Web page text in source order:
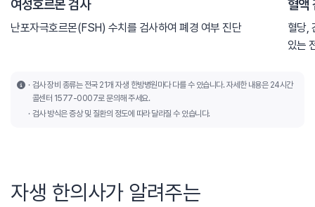
여성호르몬 검사
난포자극호르몬(FSH) 수치를 검사하여 폐경 여부 진단
혈액
혈당,
있는
검사 장비 종류는 전국 21개 자생 한방병원마다 다를 수 있습니다. 자세한 내용은 24시간
콜센터 1577-0007로 문의해 주세요.
검사 방식은 증상 및 질환의 정도에 따라 달라질 수 있습니다.
자생 한의사가 알려주는